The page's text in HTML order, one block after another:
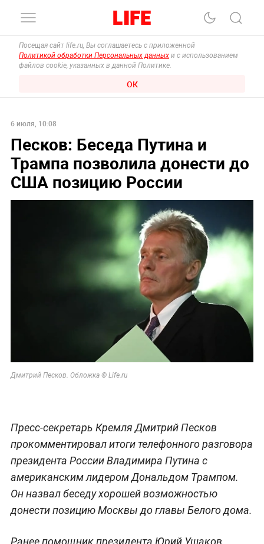
Посещая сайт life.ru, Вы соглашаетесь с приложенной
Политикой обработки Персональных данных и с использованием
файлов cookie, указанных в данной Политике.
ОК
6 июля, 10:08
Песков: Беседа Путина и
Трампа позволила донести до
США позицию России
Дмитрий Песков. Обложка © Life.ru
Пресс-секретарь Кремля Дмитрий Песков
прокомментировал итоги телефонного разговора
президента России Владимира Путина с
американским лидером Дональдом Трампом.
Он назвал беседу хорошей возможностью
донести позицию Москвы до главы Белого дома.
Ранее помощник президента Юрий Ушаков